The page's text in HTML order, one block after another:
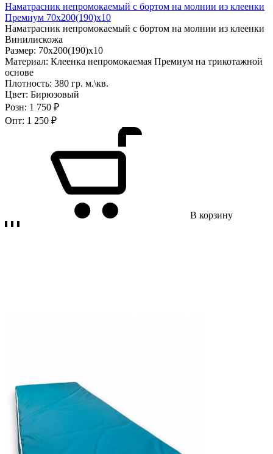
Наматрасник непромокаемый с бортом на молнии из клеенки
Премиум 70х200(190)х10
Наматрасник непромокаемый с бортом на молнии из клеенки
Винилискожа
Размер: 70х200(190)х10
Материал: Клеенка непромокаемая Премиум на трикотажной
основе
Плотность: 380 гр. м.\кв.
Цвет: Бирюзовый
Розн: 1 750 ₽
Опт: 1 250 ₽
В корзину